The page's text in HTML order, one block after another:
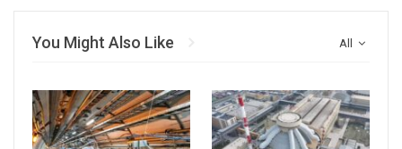
All
You Might Also Like